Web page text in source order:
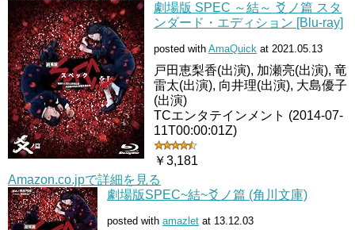
劇場版 SPEC ～結～ 爻ノ篇 スタ
ンダード・エディション [Blu-ray]
posted with AmaQuick at 2021.05.13
戸田恵梨香(出演), 加瀬亮(出演), 竜
雷太(出演), 向井理(出演), 大島優子
(出演)
TCエンタテインメント (2014-07-
11T00:00:01Z)
￥3,181
Amazon.co.jpで詳細を見る
劇場版SPEC~結~爻ノ篇 (角川文庫)
posted with amazlet at 13.12.03